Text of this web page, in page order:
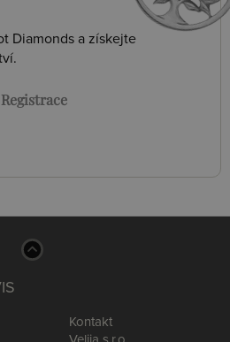
Diamonds a získejte
Registrace
Kontakt